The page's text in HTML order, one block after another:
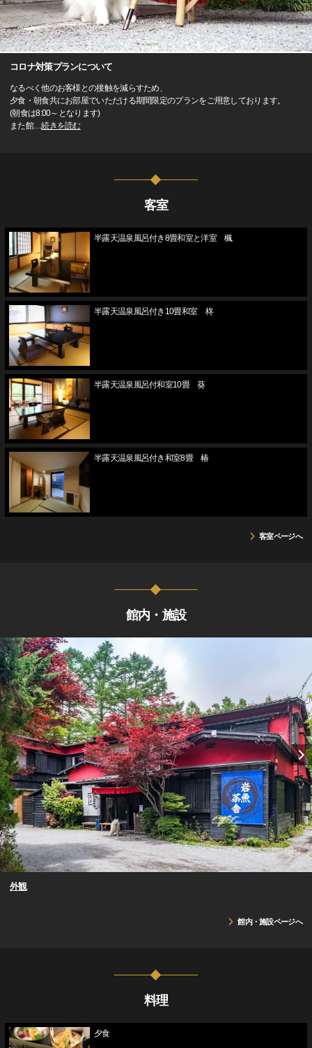
コロナ対策プランについて
なるべく他のお客様との接触を減らすため、
夕食・朝食共にお部屋でいただける期間限定のプランをご用意しております。
(朝食は8:00～となります)
また館…続きを読む
客室
半露天温泉風呂付き8畳和室と洋室 楓
半露天温泉風呂付き10畳和室 柊
半露天温泉風呂付和室10畳 葵
半露天温泉風呂付き和室8畳 椿
客室ページへ
館内・施設
外観
館内・施設ページへ
料理
夕食